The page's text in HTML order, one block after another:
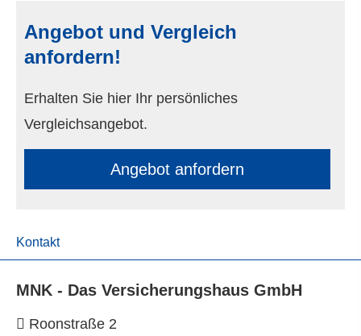
Angebot und Vergleich
anfordern!
Erhalten Sie hier Ihr persönliches
Vergleichsangebot.
An­ge­bot an­for­dern
Kontakt
MNK - Das Versicherungshaus GmbH
Roonstraße 2